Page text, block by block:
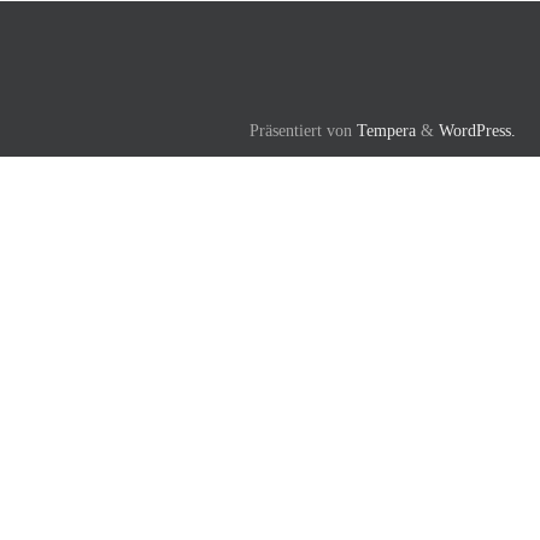
Präsentiert von Tempera & WordPress.